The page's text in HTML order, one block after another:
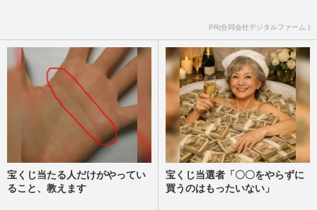
ラムで“有料FC誘導”も「裏アカ女子すぎ
る」際どいオフショットに賛…
週刊女性PRIME 2024/10/28
PR(合同会社デジタルファーム )
宝くじ当たる人だけがやってい
ること、教えます
宝くじ当選者「〇〇をやらずに
買うのはもったいない」